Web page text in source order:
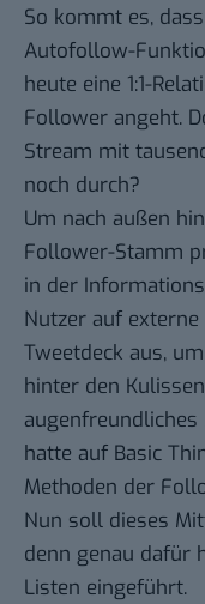
So kommt es,
Autofollow-
heute eine 1:1-
Follower angeht.
Stream mit
noch durch?
Um nach außen
Follower-Stamm
in der
Nutzer auf
Tweetdeck aus,
hinter den
augenfreundliches
hatte auf Basic
Methoden der
Nun soll dieses
denn genau dafür
Listen eingeführt.